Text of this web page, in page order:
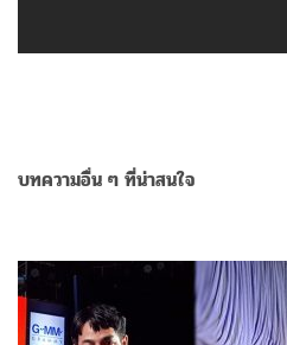
บทความอื่น ๆ ที่น่าสนใจ